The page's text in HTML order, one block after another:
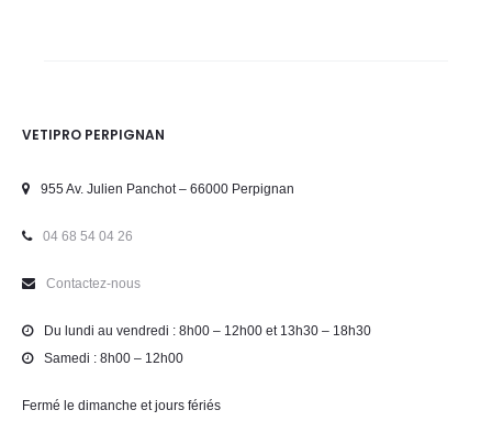
VETIPRO PERPIGNAN
955 Av. Julien Panchot – 66000 Perpignan
04 68 54 04 26
Contactez-nous
Du lundi au vendredi : 8h00 – 12h00 et 13h30 – 18h30
Samedi : 8h00 – 12h00
Fermé le dimanche et jours fériés